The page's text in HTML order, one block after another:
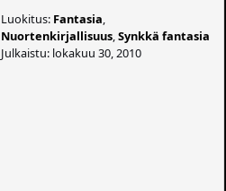
Luokitus: Fantasia
Nuortenkirjallisuus ,Synkkä fantasia
Julkaistu: lokakuu 30, 2010